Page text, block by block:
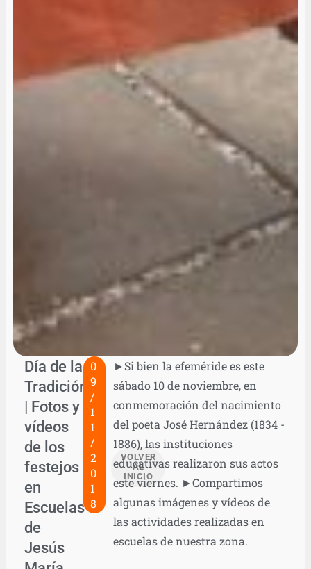
Día de la
Tradición
| Fotos y
vídeos
de los
festejos
en
Escuelas
de
Jesús
0
9
/
1
1
/
2
0
1
8
VOLVER
AL
INICIO
►Si bien la efeméride es este
sábado 10 de noviembre, en
conmemoración del nacimiento
del poeta José Hernández (1834 -
1886), las instituciones
educativas realizaron sus actos
este viernes. ►Compartimos
algunas imágenes y vídeos de
las actividades realizadas en
escuelas de nuestra zona.